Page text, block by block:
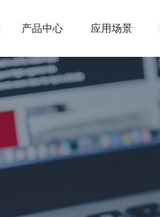
产品中心 应用场景